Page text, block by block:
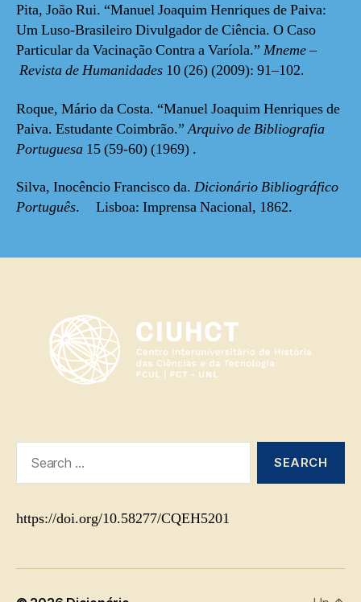
Pita, João Rui. “Manuel Joaquim Henriques de Paiva:
Um Luso-Brasileiro Divulgador de Ciência. O Caso
Particular da Vacinação Contra a Varíola.” Mneme–
Revista de Humanidades 10 (26) (2009): 91–102.
Roque, Mário da Costa. “Manuel Joaquim Henriques de
Paiva. Estudante Coimbrão.”Arquivo de Bibliografia
Portuguesa 15 (59-60) (1969) .
Silva, Inocêncio Francisco da. Dicionário Bibliográfico
Português. Lisboa: Imprensa Nacional, 1862.
https://doi.org/10.58277/CQEH5201